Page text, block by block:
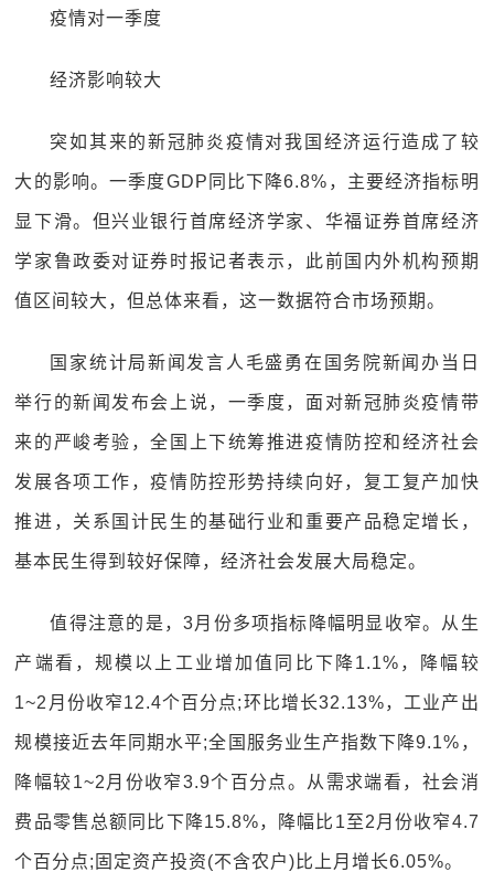
疫情对一季度
经济影响较大
突如其来的新冠肺炎疫情对我国经济运行造成了较
大的影响。一季度GDP同比下降6.8%，主要经济指标明
显下滑。但兴业银行首席经济学家、华福证券首席经济
学家鲁政委对证券时报记者表示，此前国内外机构预期
值区间较大，但总体来看，这一数据符合市场预期。
国家统计局新闻发言人毛盛勇在国务院新闻办当日
举行的新闻发布会上说，一季度，面对新冠肺炎疫情带
来的严峻考验，全国上下统筹推进疫情防控和经济社会
发展各项工作，疫情防控形势持续向好，复工复产加快
推进，关系国计民生的基础行业和重要产品稳定增长，
基本民生得到较好保障，经济社会发展大局稳定。
值得注意的是，3月份多项指标降幅明显收窄。从生
产端看，规模以上工业增加值同比下降1.1%，降幅较
1~2月份收窄12.4个百分点;环比增长32.13%，工业产出
规模接近去年同期水平;全国服务业生产指数下降9.1%，
降幅较1~2月份收窄3.9个百分点。从需求端看，社会消
费品零售总额同比下降15.8%，降幅比1至2月份收窄4.7
个百分点;固定资产投资(不含农户)比上月增长6.05%。